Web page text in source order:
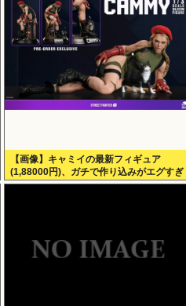
【画像】キャミイの最新フィギュア
(1,88000円)、ガチで作り込みがエグすぎ
る